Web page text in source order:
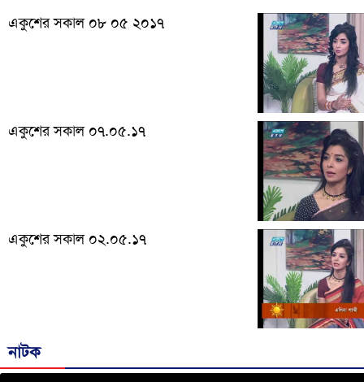
একুশের সকাল ০৮ ০৫ ২০১৭
একুশের সকাল ০৭.০৫.১৭
একুশের সকাল ০২.০৫.১৭
নাটক